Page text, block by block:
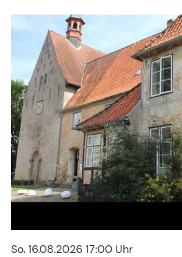
So. 16.08.2026 17:00 Uhr